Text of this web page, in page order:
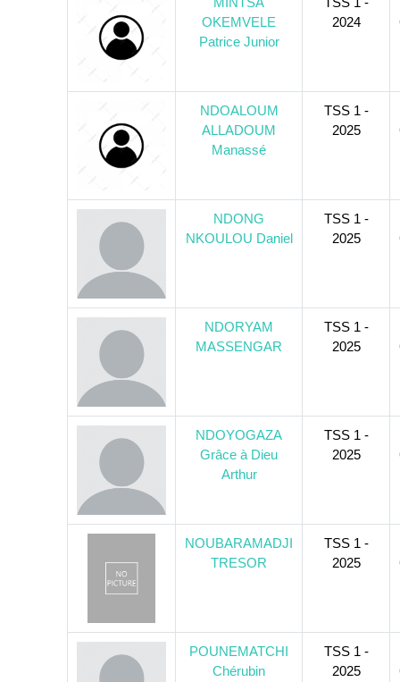
OKEMVELE
Patrice Junior
2024
NDOALOUM
ALLADOUM
Manassé
TSS 1 -
2025
NDONG
NKOULOU Daniel
TSS 1 -
2025
NDORYAM
MASSENGAR
TSS 1 -
2025
NDOYOGAZA
Grâce à Dieu
Arthur
TSS 1 -
2025
NOUBARAMADJI
TRESOR
TSS 1 -
2025
POUNEMATCHI
Chérubin
TSS 1 -
2025